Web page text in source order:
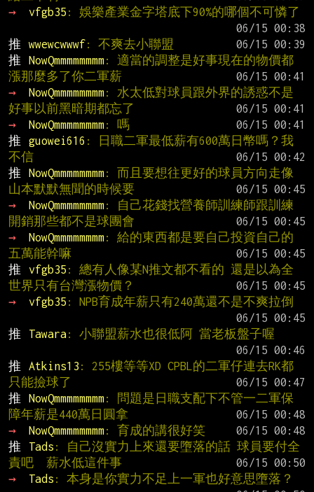
→
vfgb35 : 娛樂產業金字塔底下90%的哪個不可憐了
推
wwewcwwwf: 不爽去小聯盟
推
NowQmmmmmmmm: 適當的調整是好事現在的物價都
漲那麼多了你二軍薪
→
NowQmmmmmmmm: 水太低對球員跟外界的誘惑不是
好事以前黑暗期都忘了
→
NowQmmmmmmmm: 嗎
推
guowei616 : 日職二軍最低薪有600萬日幣嗎？我
不信
推
NowQmmmmmmmm: 而且要想往更好的球員方向走像
山本默默無聞的時候要
→
NowQmmmmmmmm: 自己花錢找營養師訓練師跟訓練
開銷那些都不是球團會
→
NowQmmmmmmmm: 給的東西都是要自己投資自己的
五萬能幹嘛
推
vfgb35 : 總有人像某N推文都不看的 還是以為全
世界只有台灣漲物價？
→
vfgb35 : NPB育成年薪只有240萬還不是不爽拉倒
推
Tawara: 小聯盟薪水也很低阿 當老板盤子喔
推
Atkins13 : 255樓等等XD CPBL的二軍仔連去RK都
只能撿球了
推
NowQmmmmmmmm: 問題是日職支配下不管一二軍保
障年薪是440萬日圓拿
→
NowQmmmmmmmm: 育成的講很好笑
推
Tads : 自己沒實力上來還要墮落的話 球員要付全
責吧  薪水低這件事
→
Tads : 本身是你實力不足上一軍也好意思墮落？